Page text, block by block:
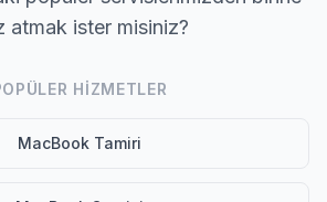
atmak ister misiniz?
HIZMETLER
MacBook Tamiri